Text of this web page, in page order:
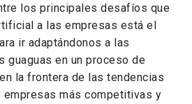
los principales desafíos que
a las empresas está el
ir adaptándonos a las
guaguas en un proceso de
la frontera de las tendencias
más competitivas y